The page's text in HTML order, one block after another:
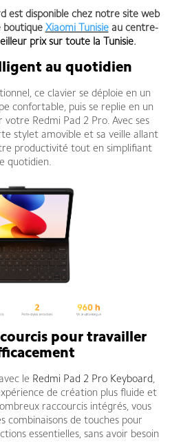
est disponible chez notre site web
Xiaomi Tunisieau centre-
prix sur toute la Tunisie.
au quotidien
ce clavier se déploie en un
confortable, puis se replie en un
Redmi Pad 2 Pro. Avec ses
stylet amovible et sa veille allant
productivité tout en simplifiant
quotidien.
pour travailler
le Redmi Pad 2 Pro Keyboard,
de création plus fluide et
raccourcis intégrés, vous
combinaisons de touches pour
essentielles, sans avoir besoin